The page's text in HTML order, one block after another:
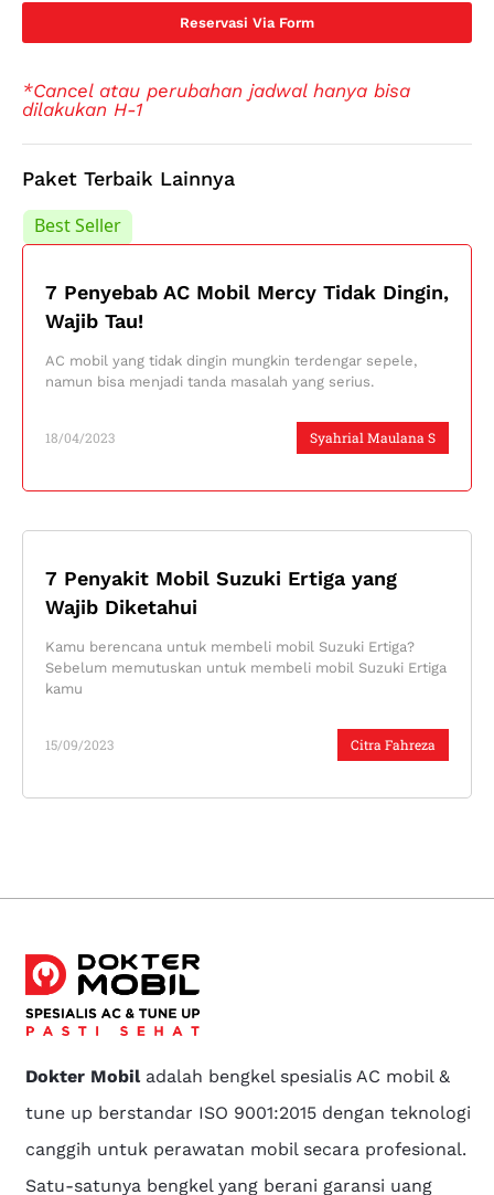
Reservasi Via Form
*Cancel atau perubahan jadwal hanya bisa
dilakukan H-1
Paket Terbaik Lainnya
Best Seller
7 Penyebab AC Mobil Mercy Tidak Dingin,
Wajib Tau!
Syahrial Maulana S
18/04/2023
AC mobil yang tidak dingin mungkin terdengar sepele,
namun bisa menjadi tanda masalah yang serius.
Best Seller
7 Penyakit Mobil Suzuki Ertiga yang
Wajib Diketahui
Citra Fahreza
15/09/2023
Kamu berencana untuk membeli mobil Suzuki Ertiga?
Sebelum memutuskan untuk membeli mobil Suzuki Ertiga
kamu
Dokter Mobiladalah bengkel spesialis AC mobil &
tune up berstandar ISO 9001:2015 dengan teknologi
canggih untuk perawatan mobil secara profesional.
Satu-satunya bengkel yang berani garansi uang